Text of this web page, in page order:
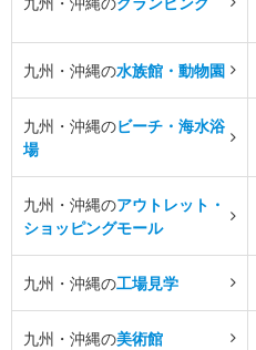
九州・沖縄の水族館・動物園
九州・沖縄のビーチ・海水浴
場
九州・沖縄のアウトレット・
ショッピングモール
九州・沖縄の工場見学
九州・沖縄の美術館